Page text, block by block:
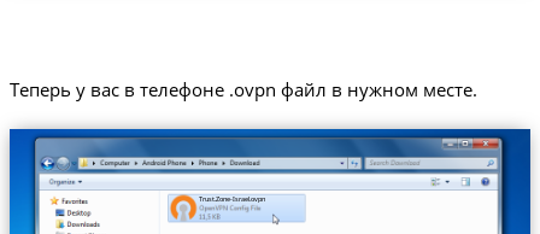
Теперь у вас в телефоне .ovpn файл в нужном месте.
Trust.Zone-Israel.ovpn